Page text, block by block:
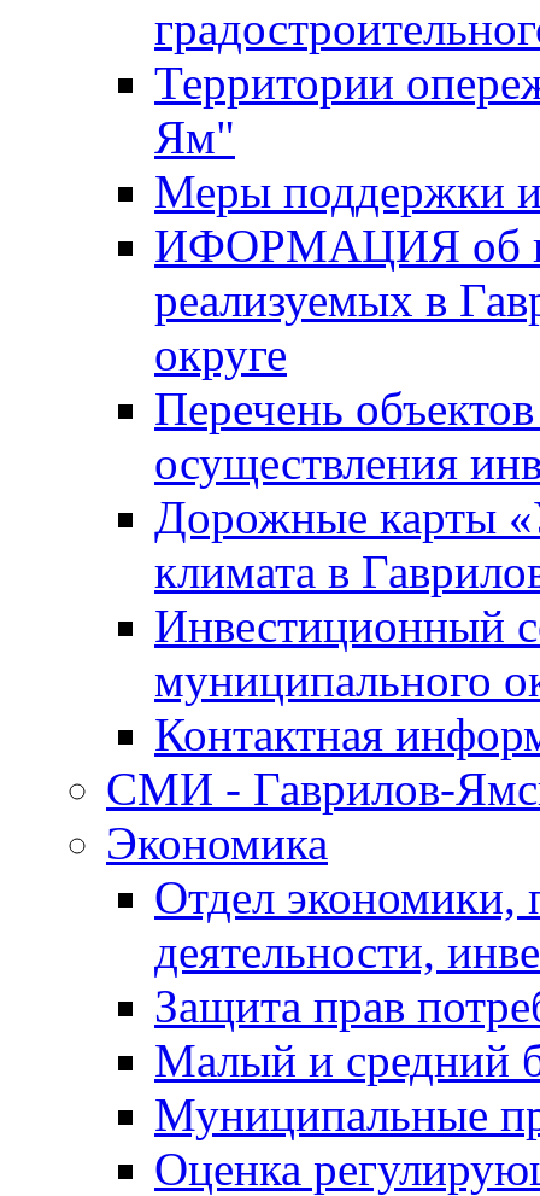
Территории
Ям"
Меры поддержки
ИФОРМАЦИЯ об
реализуемых в
округе
Перечень
осуществления
Дорожные карты
климата в
Инвестиционный
муниципального
Контактная
СМИ - Гаврилов-
Экономика
Отдел экономики,
деятельности,
Защита прав
Малый и средний
Муниципальные
Оценка